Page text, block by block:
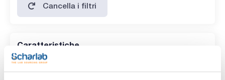
Cancella i filtri
Caratteristiche
Prodotti senza filtro!